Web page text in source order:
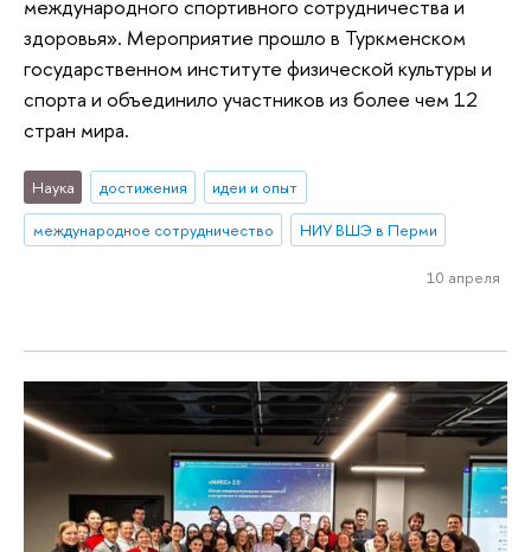
международного спортивного сотрудничества и
здоровья». Мероприятие прошло в Туркменском
государственном институте физической культуры и
спорта и объединило участников из более чем 12
стран мира.
Наука достижения
идеи и опыт
международное сотрудничество
НИУ ВШЭ в Перми
10 апреля